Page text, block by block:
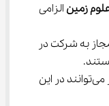
زمین الزامی
مجاز به شرکت در
دانش‌آموزان رشته علوم تجربی نیز می‌توانند در این